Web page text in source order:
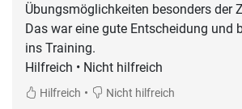
Übungsmöglichkeiten besonders der
Das war eine gute Entscheidung und
ins Training.
Hilfreich • Nicht hilfreich
Hilfreich • Nicht hilfreich